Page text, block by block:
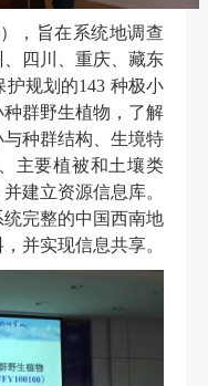
），旨在系统地调查
四川、重庆、藏东
护规划的143 种极小
群野生植物，了解
种群结构、生境特
主要植被和土壤类
建立资源信息库。
完整的中国西南地
并实现信息共享。